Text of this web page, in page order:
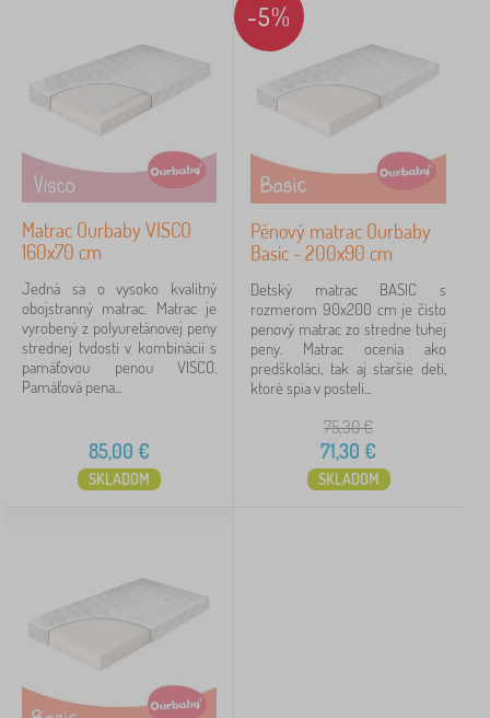
Matrac Ourbaby VISCO
160x70 cm
Jedná sa o vysoko kvalitný
obojstranný matrac. Matrac je
vyrobený z polyuretánovej peny
strednej tvdosti v kombinácii s
pamäťovou penou VISCO.
Pamäťová pena...
85,00 €
SKLADOM
-5%
Pěnový matrac Ourbaby
Basic - 200x90 cm
Detský matrac BASIC s
rozmerom 90x200 cm je čisto
penový matrac zo stredne tuhej
peny. Matrac ocenia ako
predškoláci, tak aj staršie deti,
ktoré spia v posteli...
75,30€
71,30 €
SKLADOM